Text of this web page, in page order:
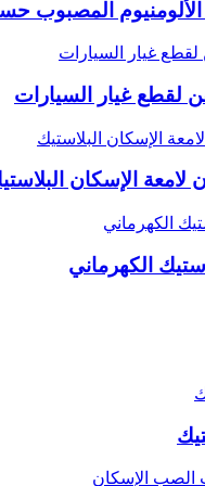
الألومنيوم المصبوب
لقطع غيار السيارات
الكهرماني